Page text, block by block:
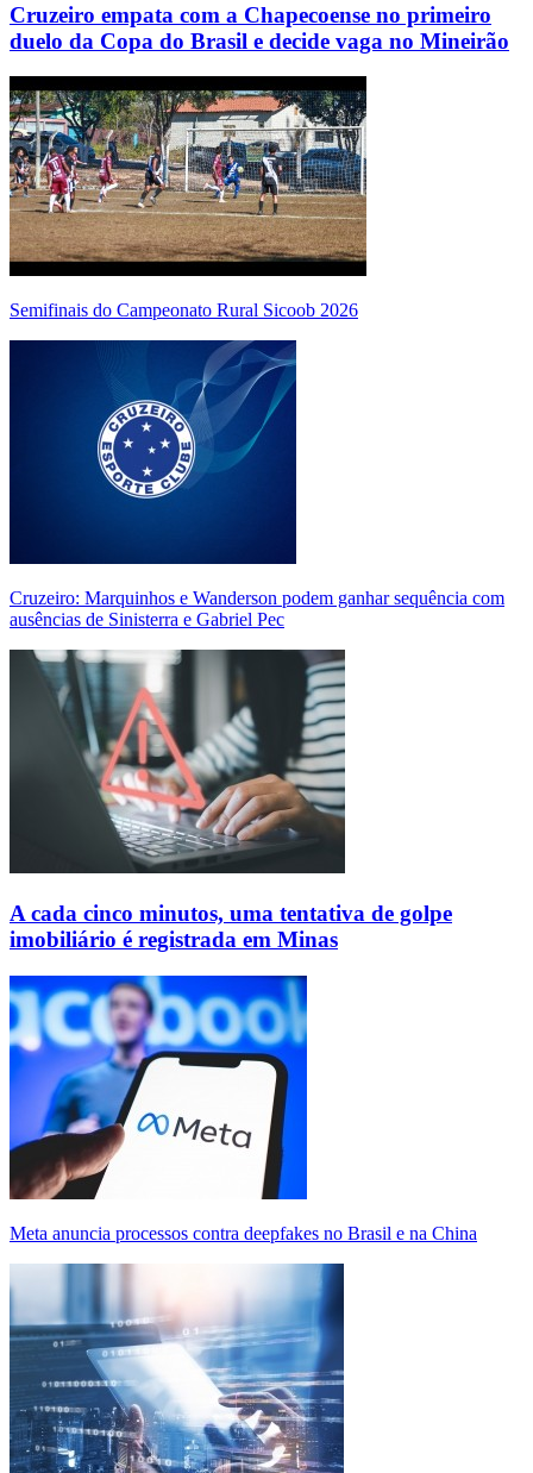
Cruzeiro empata com a Chapecoense no primeiro
duelo da Copa do Brasil e decide vaga no Mineirão
Semifinais do Campeonato Rural Sicoob 2026
Cruzeiro: Marquinhos e Wanderson podem ganhar sequência com
ausências de Sinisterra e Gabriel Pec
A cada cinco minutos, uma tentativa de golpe
imobiliário é registrada em Minas
Meta anuncia processos contra deepfakes no Brasil e na China